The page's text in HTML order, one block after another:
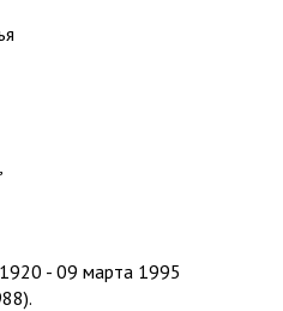
- 09 марта 1995